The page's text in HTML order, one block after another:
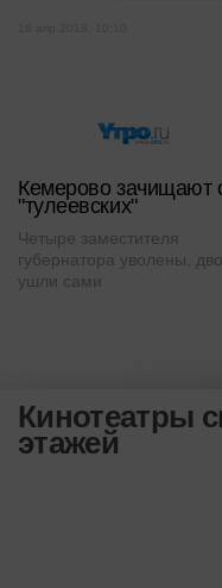
Кемерово зачищают
"тулеевских"
Четыре заместителя
губернатора уволены,
ушли сами
Кинотеатры
этажей